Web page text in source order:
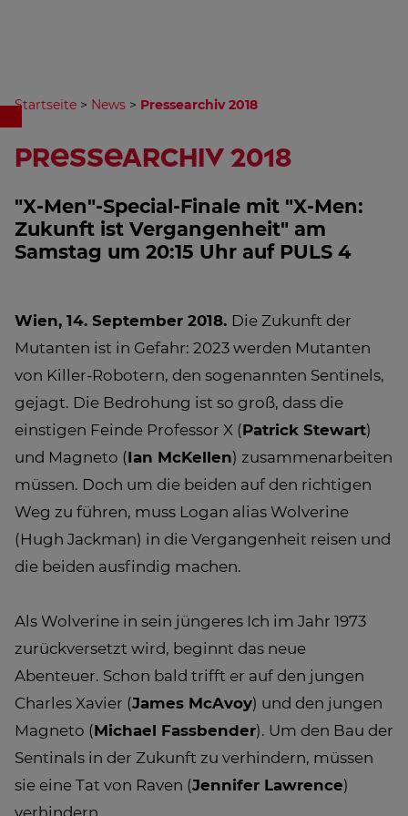
Startseite > News > Pressearchiv 2018
Pressearchiv 2018
"X-Men"-Special-Finale mit "X-Men:
Zukunft ist Vergangenheit" am
Samstag um 20:15 Uhr auf PULS 4
Wien, 14. September 2018. Die Zukunft der
Mutanten ist in Gefahr: 2023 werden Mutanten
von Killer-Robotern, den sogenannten Sentinels,
gejagt. Die Bedrohung ist so groß, dass die
einstigen Feinde Professor X (Patrick Stewart)
und Magneto (Ian McKellen) zusammenarbeiten
müssen. Doch um die beiden auf den richtigen
Weg zu führen, muss Logan alias Wolverine
(Hugh Jackman) in die Vergangenheit reisen und
die beiden ausfindig machen.
Als Wolverine in sein jüngeres Ich im Jahr 1973
zurückversetzt wird, beginnt das neue
Abenteuer. Schon bald trifft er auf den jungen
Charles Xavier (James McAvoy) und den jungen
Magneto (Michael Fassbender). Um den Bau der
Sentinals in der Zukunft zu verhindern, müssen
sie eine Tat von Raven (Jennifer Lawrence)
verhindern.